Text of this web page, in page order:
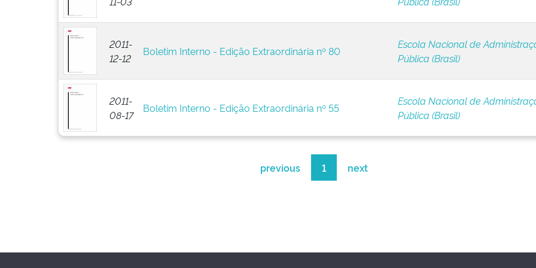
2011-
12-12
Boletim Interno - Edição Extraordinária nº 80
Escola Nacional de
Pública (Brasil)
2011-
08-17
Boletim Interno - Edição Extraordinária nº 55
Escola Nacional de
Pública (Brasil)
previous 1 next